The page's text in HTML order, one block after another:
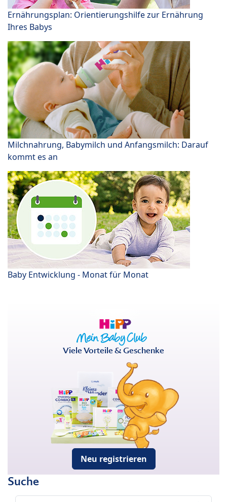
Ernährungsplan: Orientierungshilfe zur Ernährung
Ihres Babys
Milchnahrung, Babymilch und Anfangsmilch: Darauf
kommt es an
Baby Entwicklung - Monat für Monat
Viele Vorteile & Geschenke
Neu registrieren
Suche